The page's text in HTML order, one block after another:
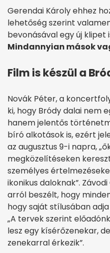
Gerendai Károly ehhez
lehetőség szerint
bevonásával egy új klipet
Mindannyian mások
Film is készül a
Novák Péter, a
ki, hogy Bródy dalai nem
hanem jelentős
bíró alkotások is, ezért
az augusztus 9-i napra,
megközelítéseken
személyes
ikonikus daloknak”.
arról beszélt, hogy
hogy saját stílusában
„A tervek szerint
lesz egy kísérőzenekar,
zenekarral érkezik”.